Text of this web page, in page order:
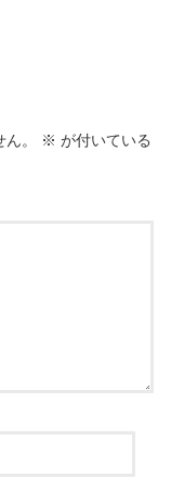
。 ※ が付いている